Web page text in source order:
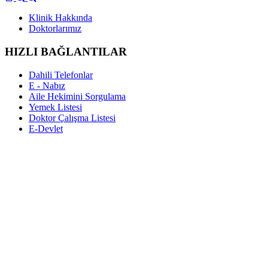
Klinik Hakkında
Doktorlarımız
HIZLI BAĞLANTILAR
Dahili Telefonlar
E - Nabız
Aile Hekimini Sorgulama
Yemek Listesi
Doktor Çalışma Listesi
E-Devlet